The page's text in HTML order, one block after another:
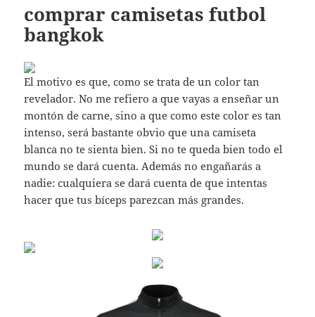
comprar camisetas futbol
bangkok
El motivo es que, como se trata de un color tan
revelador. No me refiero a que vayas a enseñar un
montón de carne, sino a que como este color es tan
intenso, será bastante obvio que una camiseta
blanca no te sienta bien. Si no te queda bien todo el
mundo se dará cuenta. Además no engañarás a
nadie: cualquiera se dará cuenta de que intentas
hacer que tus bíceps parezcan más grandes.